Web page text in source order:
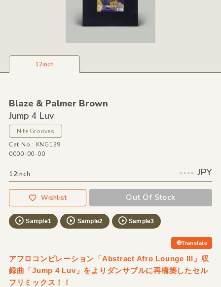
12inch
Blaze &Palmer Brown
Jump 4 Luv
Nite Grooves
Cat No.: KNG139
0000-00-00
12inch ---- JPY
Wishlist Out Of Stock
Sample1 Sample2 Sample3
Translate
アフロコンピレーション「Abstract Afro Lounge III」収
録曲「Jump 4 Luv」をよりダンサブルに再構築したセル
フリミックス！！